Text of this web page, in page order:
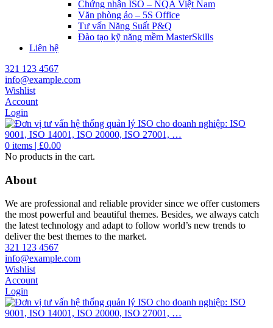
Chứng nhận ISO – NQA Việt Nam
Văn phòng ảo – 5S Office
Tư vấn Năng Suất P&Q
Đào tạo kỹ năng mềm MasterSkills
Liên hệ
321 123 4567
info@example.com
Wishlist
Account
Login
0 items | £0.00
No products in the cart.
About
We are professional and reliable provider since we offer customers
the most powerful and beautiful themes. Besides, we always catch
the latest technology and adapt to follow world’s new trends to
deliver the best themes to the market.
321 123 4567
info@example.com
Wishlist
Account
Login